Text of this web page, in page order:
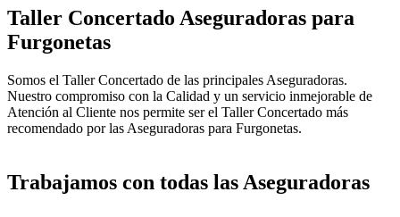
Taller Concertado Aseguradoras para
Furgonetas
Somos el Taller Concertado de las principales Aseguradoras.
Nuestro compromiso con la Calidad y un servicio inmejorable de
Atención al Cliente nos permite ser el Taller Concertado más
recomendado por las Aseguradoras para Furgonetas.
Trabajamos con todas las Aseguradoras